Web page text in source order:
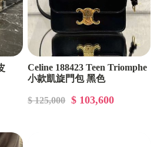
Celine 188423 Teen Triomphe
小款凱旋門包 黑色
$ 125,000 $ 103,600